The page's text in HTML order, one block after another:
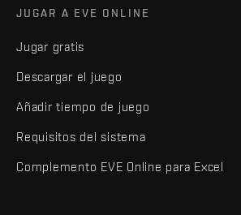
JUGAR A EVE ONLINE
Jugar gratis
Descargar el juego
Añadir tiempo de juego
Requisitos del sistema
Complemento EVE Online para Excel